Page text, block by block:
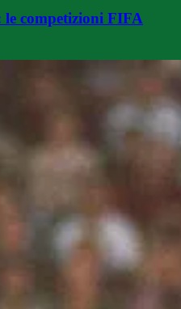
competizioni FIFA